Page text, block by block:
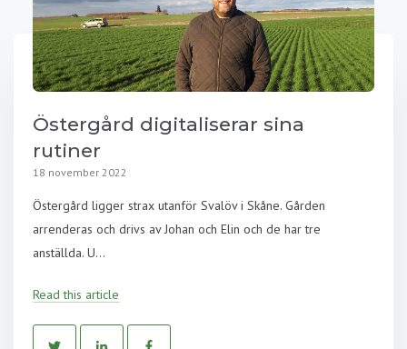
Östergård digitaliserar sina
rutiner
18 november 2022
Östergård ligger strax utanför Svalöv i Skåne. Gården
arrenderas och drivs av Johan och Elin och de har tre
anställda. U...
Read this article